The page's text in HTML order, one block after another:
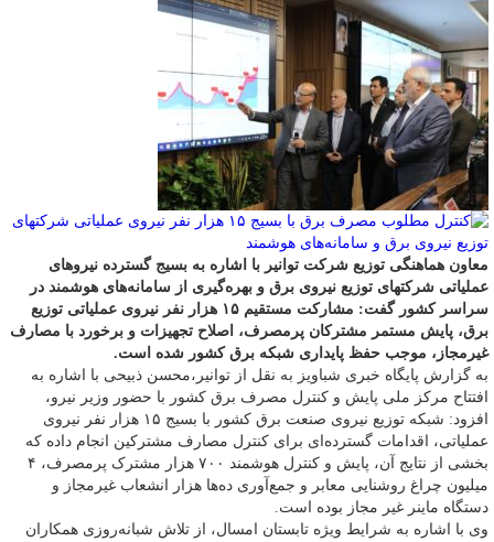
معاون هماهنگی توزیع شرکت توانیر با اشاره به بسیج گسترده نیروهای
عملیاتی شرکتهای توزیع نیروی برق و بهره‌گیری از سامانه‌های هوشمند در
سراسر کشور گفت: مشارکت مستقیم ۱۵ هزار نفر نیروی عملیاتی توزیع
برق، پایش مستمر مشترکان پرمصرف، اصلاح تجهیزات و برخورد با مصارف
غیرمجاز، موجب حفظ پایداری شبکه برق کشور شده است.
به گزارش پایگاه خبری شباویز به نقل از توانیر،محسن ذبیحی با اشاره به
افتتاح مرکز ملی پایش و کنترل مصرف برق کشور با حضور وزیر نیرو،
افزود: شبکه توزیع نیروی صنعت برق کشور با بسیج ۱۵ هزار نفر نیروی
عملیاتی، اقدامات گسترده‌ای برای کنترل مصارف مشترکین انجام داده که
بخشی از نتایج آن، پایش و کنترل هوشمند ۷۰۰ هزار مشترک پرمصرف، ۴
میلیون چراغ روشنایی معابر و جمع‌آوری ده‌ها هزار انشعاب غیرمجاز و
دستگاه ماینر غیر مجاز بوده است.
وی با اشاره به شرایط ویژه تابستان امسال، از تلاش شبانه‌روزی همکاران